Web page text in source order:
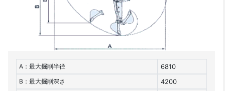
A：最大掘削半径 6810
B：最大掘削深さ 4200